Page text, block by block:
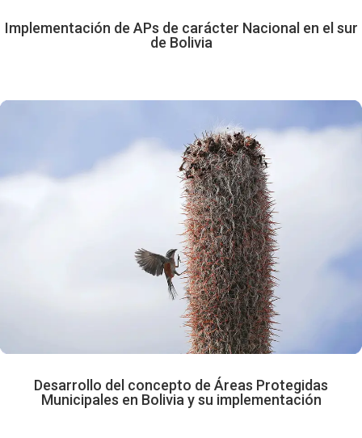
Implementación de APs de carácter Nacional en el sur
de Bolivia
Desarrollo del concepto de Áreas Protegidas
Municipales en Bolivia y su implementación
Desarrollo del concepto de Áreas
Protegidas Municipales en Bolivia y su
implementación
Hemos introducido a Bolivia el concepto de
Áreas Protegidas Municipales que
posteriormente fue incluido en la nueva
Constitución Política del Estado. Con esto
hemos promovido la creación de numerosas
áreas protegidas municipales en todo el país.